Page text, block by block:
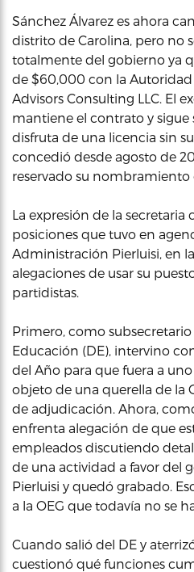
Sánchez Álvarez es ahora
distrito de Carolina, pero no
totalmente del gobierno ya
de $60,000 con la Autoridad
Advisors Consulting LLC. El
mantiene el contrato y sigue
disfruta de una licencia sin
concedió desde agosto de
reservado su nombramiento
La expresión de la secretaria
posiciones que tuvo en
Administración Pierluisi, en
alegaciones de usar su
partidistas.
Primero, como
Educación (DE), intervino
del Año para que fuera a uno
objeto de una querella de la
de adjudicación. Ahora,
enfrenta alegación de que
empleados discutiendo
de una actividad a favor del
Pierluisi y quedó grabado.
a la OEG que todavía no se
Cuando salió del DE y
cuestionó qué funciones